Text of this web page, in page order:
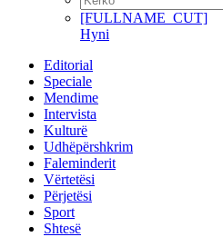
[FULLNAME_CUT]
Hyni
Editorial
Speciale
Mendime
Intervista
Kulturë
Udhëpërshkrim
Faleminderit
Vërtetësi
Përjetësi
Sport
Shtesë